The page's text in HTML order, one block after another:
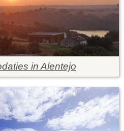
in Alentejo